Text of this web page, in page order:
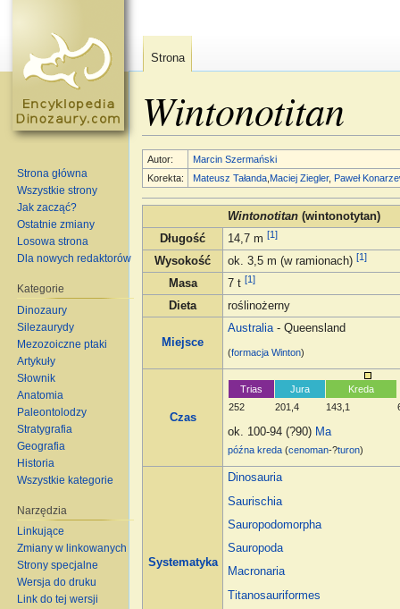
Wintonotitan
Autor:
Marcin Szermański
Korekta:
Mateusz Tałanda, Maciej Ziegler, Paweł
Wintonotitan (wintonotytan)
Długość
14,7 m[1]
Wysokość ok. 3,5 m (w ramionach)[1]
Masa 7 t[1]
Dieta roślinożerny
Miejsce
Australia- Queensland
(formacja Winton)
Czas
Trias
252
Jura
201,4
Kreda
143,1
ok. 100-94 (?90) Ma
późna kreda (cenoman-?turon)
Systematyka
Dinosauria
Saurischia
Sauropodomorpha
Sauropoda
Macronaria
Titanosauriformes
Strona
Strona główna
Wszystkie strony
Jak zacząć?
Ostatnie zmiany
Losowa strona
Dla nowych redaktorów
Kategorie
Dinozaury
Silezaurydy
Mezozoiczne ptaki
Artykuły
Słownik
Anatomia
Paleontolodzy
Stratygrafia
Geografia
Historia
Wszystkie kategorie
Narzędzia
Linkujące
Zmiany w linkowanych
Strony specjalne
Wersja do druku
Link do tej wersji